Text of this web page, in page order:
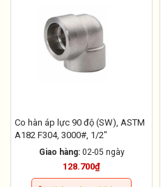
Co hàn áp lực 90 độ (SW), ASTM
A182 F304, 3000#, 1/2"
Giao hàng: 02-05 ngày
128.700₫